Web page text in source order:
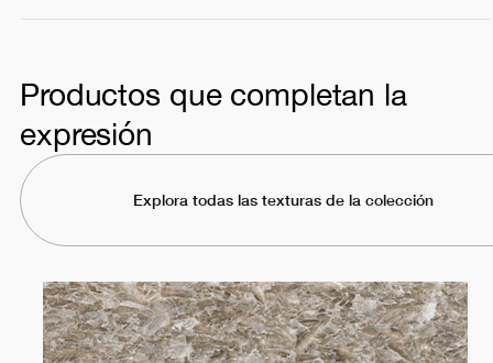
Productos que completan la
expresión
Explora todas las texturas de la colección